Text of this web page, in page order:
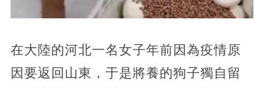
在大陸的河北一名女子年前因為疫情原
因要返回山東，于是將養的狗子獨自留